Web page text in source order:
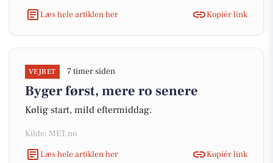
Læs hele artiklen her
Kopiér link
VEJRET 7 timer siden
Byger først, mere ro senere
Kølig start, mild eftermiddag.
Kilde: MET.no
Læs hele artiklen her
Kopiér link